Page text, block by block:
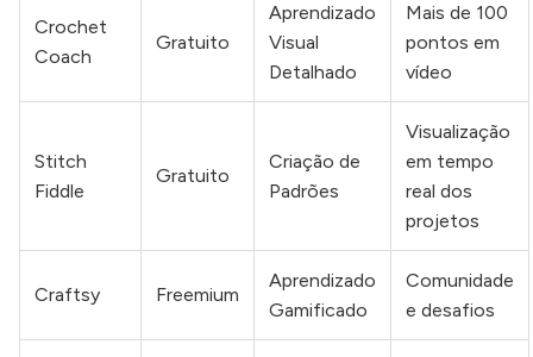
Crochet
Coach
Gratuito
Aprendizado
Visual
Detalhado
Mais de 100
pontos em
vídeo
Stitch
Fiddle
Gratuito
Criação de
Padrões
Visualização
em tempo
real dos
projetos
Craftsy Freemium
Aprendizado
Gamificado
Comunidade
e desafios